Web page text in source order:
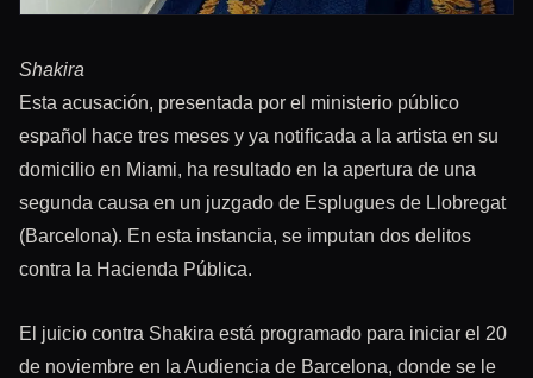
Shakira
Esta acusación, presentada por el ministerio público
español hace tres meses y ya notificada a la artista en su
domicilio en Miami, ha resultado en la apertura de una
segunda causa en un juzgado de Esplugues de Llobregat
(Barcelona). En esta instancia, se imputan dos delitos
contra la Hacienda Pública.
El juicio contra Shakira está programado para iniciar el 20
de noviembre en la Audiencia de Barcelona, donde se le